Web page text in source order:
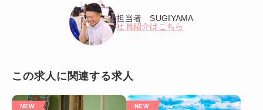
担当者 SUGIYAMA
社員紹介はこちら
この求人に関連する求人